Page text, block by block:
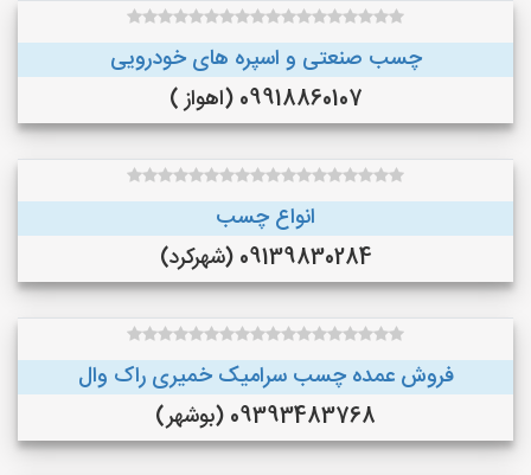
چسب صنعتی و اسپره های خودرویی
09918860107 (اهواز )
انواع چسب
09139830284 (شهرکرد)
فروش عمده چسب سرامیک خمیری راک وال
09393483768 (بوشهر)